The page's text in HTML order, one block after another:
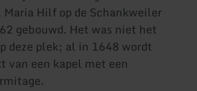
Maria Hilf op de Schankweiler
gebouwd. Het was niet het
deze plek; al in 1648 wordt
van een kapel met een